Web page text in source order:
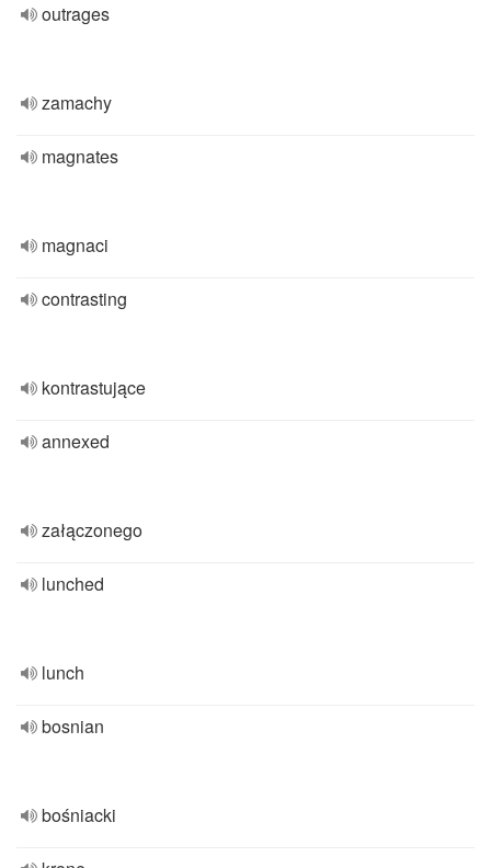
outrages
zamachy
magnates
magnaci
contrasting
kontrastujące
annexed
załączonego
lunched
lunch
bosnian
bośniacki